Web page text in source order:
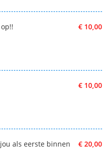
€ 10,00
€ 10,00
€ 20,00
als eerste binnen